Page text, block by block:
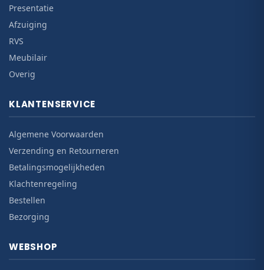
Presentatie
Afzuiging
RVS
Meubilair
Overig
KLANTENSERVICE
Algemene Voorwaarden
Verzending en Retourneren
Betalingsmogelijkheden
Klachtenregeling
Bestellen
Bezorging
WEBSHOP